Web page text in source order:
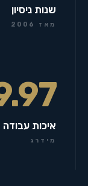
שנות ניסיון
מאז 2006
איכות עבודה
מידרג